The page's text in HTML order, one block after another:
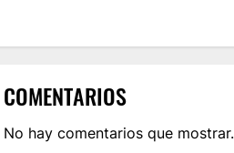
COMENTARIOS
No hay comentarios que mostrar.